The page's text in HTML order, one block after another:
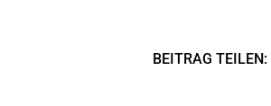
BEITRAG TEILEN: